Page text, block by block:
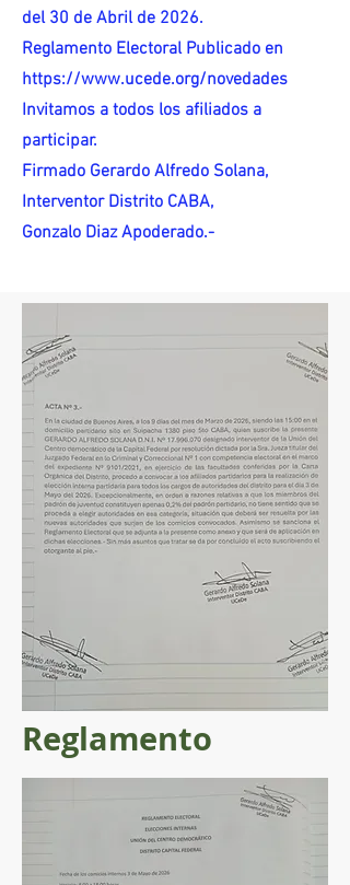
del 30 de Abril de 2026.
Reglamento Electoral Publicado en
https://www.ucede.org/novedades
Invitamos a todos los afiliados a
participar.
Firmado Gerardo Alfredo Solana,
Interventor Distrito CABA,
Gonzalo Diaz Apoderado.-
Reglamento